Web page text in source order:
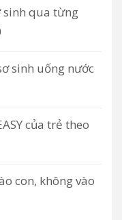
sinh qua từng
sinh uống nước
của trẻ theo
con, không vào